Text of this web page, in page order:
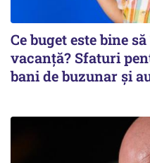
Ce buget este bine
vacanță? Sfaturi
bani de buzunar și